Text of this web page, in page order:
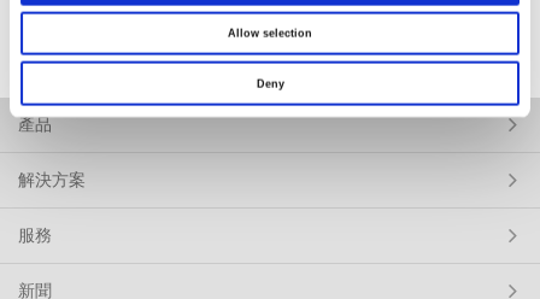
Allow selection
Deny
產品
解決方案
服務
新聞